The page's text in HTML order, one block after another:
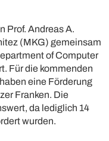
Prof. Andreas A.
(MKG) gemeinsam
of Computer
Für die kommenden
eine Förderung
Franken. Die
da lediglich 14
wurden.